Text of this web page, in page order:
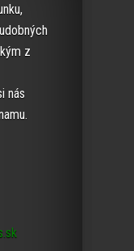
z
nás